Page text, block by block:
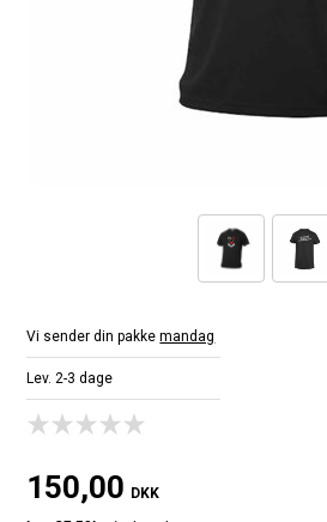
Vi sender din pakkemandag
Lev. 2-3 dage
150,00 DKK